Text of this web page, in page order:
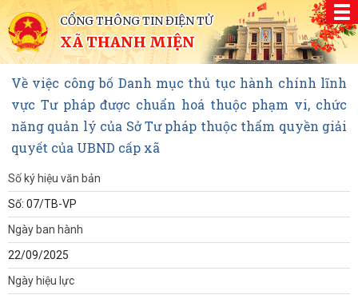
CỔNG THÔNG TIN ĐIỆN TỬ
XÃ THANH MIỆN
Về việc công bố Danh mục thủ tục hành chính lĩnh
vực Tư pháp được chuẩn hoá thuộc phạm vi, chức
năng quản lý của Sở Tư pháp thuộc thẩm quyền giải
quyết của UBND cấp xã
Số ký hiệu văn bản
Số: 07/TB-VP
Ngày ban hành
22/09/2025
Ngày hiệu lực